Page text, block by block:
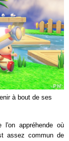
à bout de ses
l'on appréhende où
assez commun de